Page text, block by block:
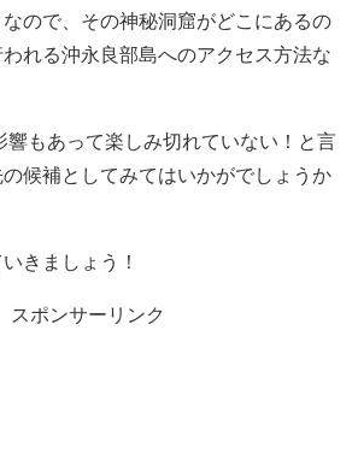
ので、その神秘洞窟がどこにあるの
れる沖永良部島へのアクセス方法な
響もあって楽しみ切れていない！と言
候補としてみてはいかがでしょうか
きましょう！
スポンサーリンク